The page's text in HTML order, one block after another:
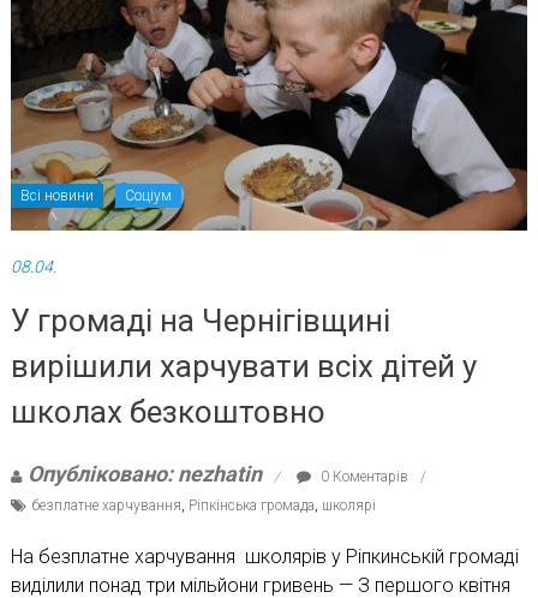
Всі новини Соціум
08.04.
У громаді на Чернігівщині
вирішили харчувати всіх дітей у
школах безкоштовно
Опубліковано: nezhatin
0 Коментарів
безплатне харчування Ріпкінська громада школярі
На безплатне харчування школярів у Ріпкинській громаді
виділили понад три мільйони гривень — З першого квітня